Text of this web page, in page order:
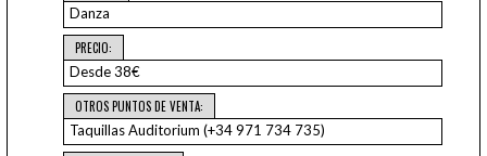
Danza
PRECIO:
Desde 38€
OTROS PUNTOS DE VENTA:
Taquillas Auditorium (+34 971 734 735)